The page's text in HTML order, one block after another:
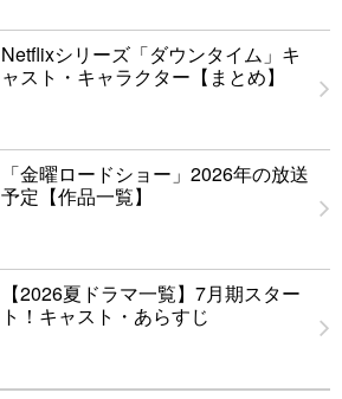
Netflixシリーズ「ダウンタイム」キ
ャスト・キャラクター【まとめ】
「金曜ロードショー」2026年の放送
予定【作品一覧】
【2026夏ドラマ一覧】7月期スター
ト！キャスト・あらすじ